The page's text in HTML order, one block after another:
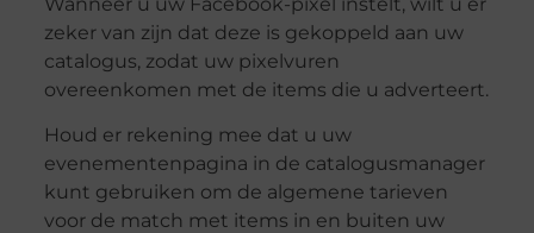
zeker van zijn dat deze is gekoppeld aan uw
catalogus, zodat uw pixelvuren
overeenkomen met de items die u adverteert.
Houd er rekening mee dat u uw
evenementenpagina in de catalogusmanager
kunt gebruiken om de algemene tarieven
voor de match met items in en buiten uw